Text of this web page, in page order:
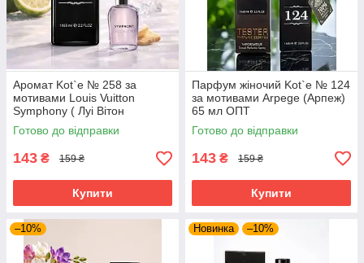
Аромат Kot`e № 258 за
мотивами Louis Vuitton
Symphony ( Луі Вітон
Симфонія) 65 мл
Готово до відправки
143 ₴ 159 ₴
Купити
Парфум жіночий Kot`e № 124
за мотивами Arpege (Арпеж)
65 мл ОПТ
Готово до відправки
143 ₴ 159 ₴
Купити
–10% Новинка –10%